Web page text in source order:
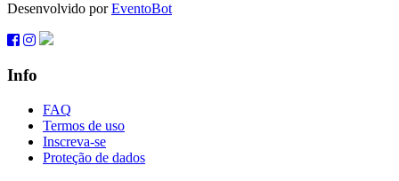
Desenvolvido porEventoBot
Info
FAQ
Termos de uso
Inscreva-se
Proteção de dados